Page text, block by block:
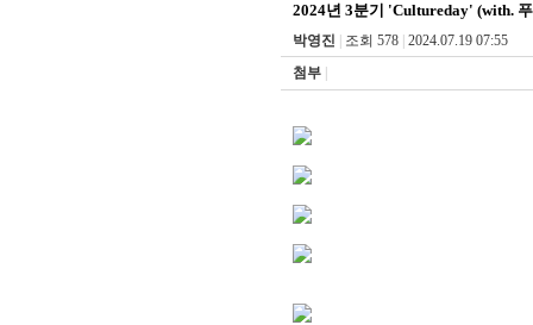
2024년 3분기 'Cultureday' (with.
박영진 조회 578 2024.07.19 07:55
첨부